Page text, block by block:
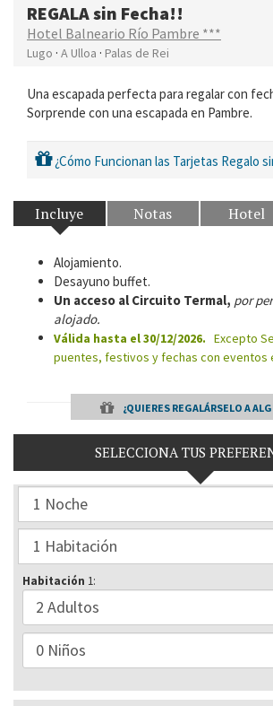
REGALA sin Fecha!!
Hotel Balneario Río Pambre ***
Lugo · A Ulloa · Palas de Rei
Una escapada perfecta para regalar con
Sorprende con una escapada en Pambre.
¿Cómo Funcionan las Tarjetas Regalo
Incluye Notas Hotel
Alojamiento.
Desayuno buffet.
Un acceso al Circuito Termal, por
alojado.
Válida hasta el 30/12/2026. Excepto
puentes, festivos y fechas con eventos
¿QUIERES REGALÁRSELO A
SELECCIONA TUS
Habitación 1: